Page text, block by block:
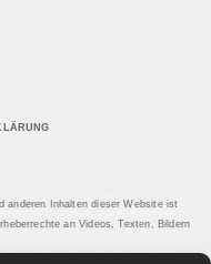
anderen Inhalten dieser Website ist
an Videos, Texten, Bildern